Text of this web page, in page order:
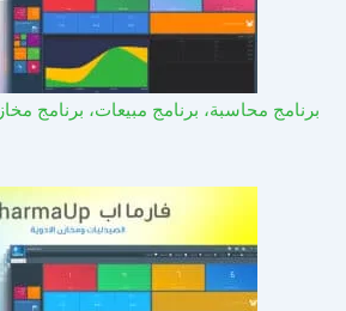
برنامج محاسبة، برنامج مبيعات، برنامج